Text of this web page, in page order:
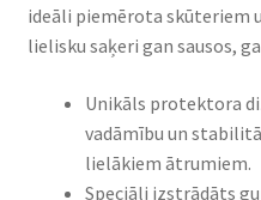
ideāli piemērota skūteriem
lielisku saķeri gan sausos,
Unikāls protektora
vadāmību un
lielākiem ātrumiem.
Speciāli izstrādāts